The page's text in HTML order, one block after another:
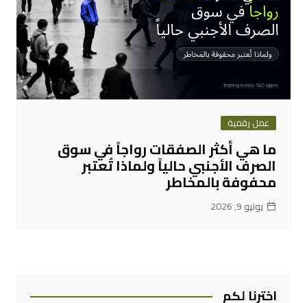
عمل رقمية
ما هي أكثر الصفقات رواجاً في سوق
الصرف الأجنبي حالياً ولماذا تُعتبر
محفوفة بالمخاطر
يونيو 9, 2026
اخترنا لكم